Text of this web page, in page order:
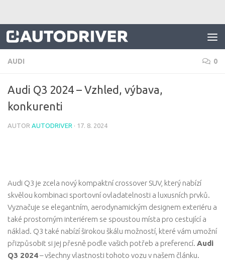
AUDI 0
Audi Q3 2024 – Vzhled, výbava,
konkurenti
AUTOR AUTODRIVER · 17. 8. 2024
Audi Q3 je zcela nový kompaktní crossover SUV, který nabízí
skvělou kombinaci sportovní ovladatelnosti a luxusních prvků.
Vyznačuje se elegantním, aerodynamickým designem exteriéru a
také prostorným interiérem se spoustou místa pro cestující a
náklad. Q3 také nabízí širokou škálu možností, které vám umožní
přizpůsobit si jej přesně podle vašich potřeb a preferencí. Audi
Q3 2024– všechny vlastnosti tohoto vozu v našem článku.